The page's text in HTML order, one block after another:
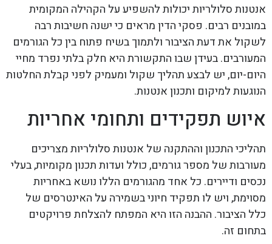
אנטנות סלולריות יכולות להשפיע על הקהילה המקומית
במובנים רבים. פסקי הדין מראים כי ישנה חשיבות רבה
לשקול את דעת הציבור ולתמוך בשיח פתוח בין כל הגורמים
המעורבים. בעידן שבו התקשורת היא חלק בלתי נפרד מחיי
היום-יום, יש לבצע תהליך שקול ומעמיק לפני קבלת החלטות
הנוגעות למיקום ותכנון אנטנות.
איוש תפקידים ותחומי אחריות
תהליכי התכנון וההתקנה של אנטנות סלולריות מצריכים
מעורבות של מספר גורמים, כולל ועדות תכנון מקומיות, בעלי
נכסים ודיירים. כל אחד מהגורמים הללו נושא באחריות
מסוימת, ויש לו תפקיד חיוני בשמירה על האינטרסים של
כלל הציבור. ההבנה הזו היא המפתח להצלחת פרויקטים
בתחום זה.